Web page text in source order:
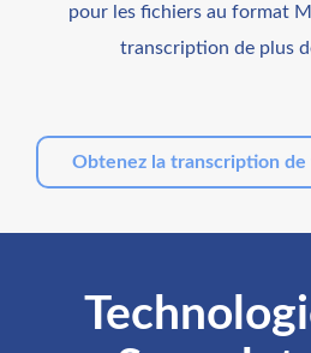
pour les fichiers au format
transcription de plus
Obtenez la transcription